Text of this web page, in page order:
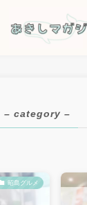
– category –
昭島グルメ